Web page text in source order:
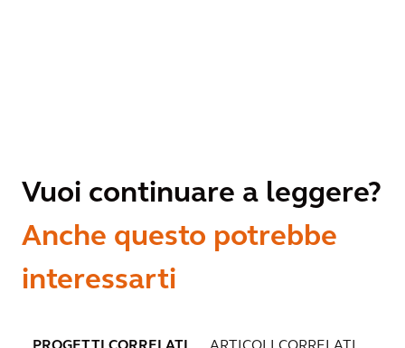
Vuoi continuare a leggere?
Anche questo potrebbe
interessarti